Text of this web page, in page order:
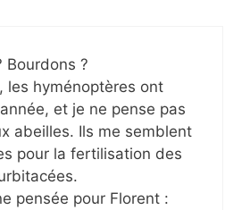
Bourdons ?
les hyménoptères ont
et je ne pense pas
abeilles. Ils me semblent
pour la fertilisation des
pensée pour Florent :